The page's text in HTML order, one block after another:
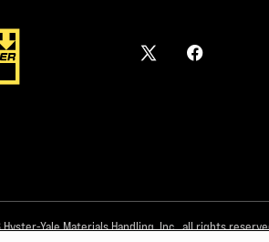
Yale Materials Handling, Inc., all rights